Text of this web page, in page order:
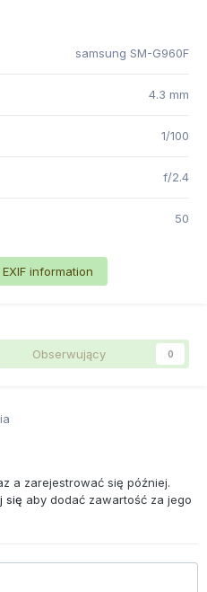
samsung SM-G960F
4.3 mm
1/100
f/2.4
50
information
Obserwujący 0
a zarejestrować się później.
się aby dodać zawartość za jego